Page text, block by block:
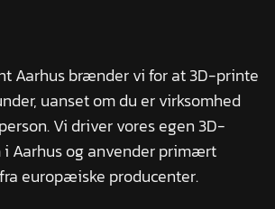
Aarhus brænder vi for at 3D-printe
uanset om du er virksomhed
Vi driver vores egen 3D-
Aarhus og anvender primært
europæiske producenter.